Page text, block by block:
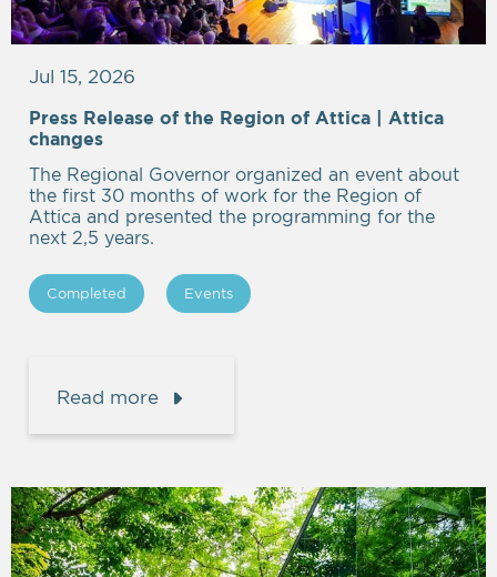
Jul 15, 2026
Press Release of the Region of Attica | Attica
changes
The Regional Governor organized an event about
the first 30 months of work for the Region of
Attica and presented the programming for the
next 2,5 years.
Completed Events
Read more